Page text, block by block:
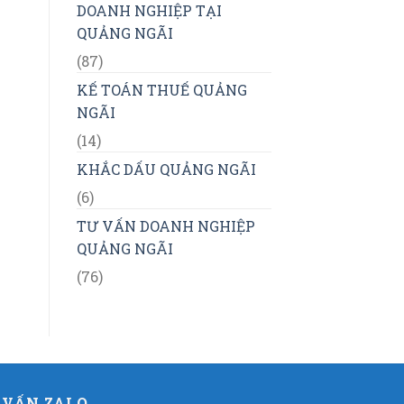
DOANH NGHIỆP TẠI
QUẢNG NGÃI
(87)
KẾ TOÁN THUẾ QUẢNG
NGÃI
(14)
KHẮC DẤU QUẢNG NGÃI
(6)
TƯ VẤN DOANH NGHIỆP
QUẢNG NGÃI
(76)